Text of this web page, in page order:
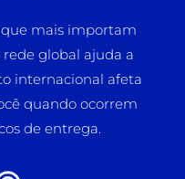
mais importam
rede global ajuda a
internacional afeta
quando ocorrem
de entrega.